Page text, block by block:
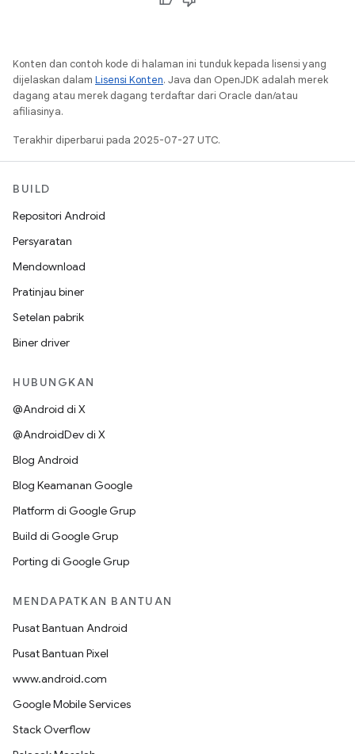
Konten dan contoh kode di halaman ini tunduk kepada lisensi yang
dijelaskan dalam Lisensi Konten. Java dan OpenJDK adalah merek
dagang atau merek dagang terdaftar dari Oracle dan/atau
afiliasinya.
Terakhir diperbarui pada 2025-07-27 UTC.
BUILD
Repositori Android
Persyaratan
Mendownload
Pratinjau biner
Setelan pabrik
Biner driver
HUBUNGKAN
@Android di X
@AndroidDev di X
Blog Android
Blog Keamanan Google
Platform di Google Grup
Build di Google Grup
Porting di Google Grup
MENDAPATKAN BANTUAN
Pusat Bantuan Android
Pusat Bantuan Pixel
www.android.com
Google Mobile Services
Stack Overflow